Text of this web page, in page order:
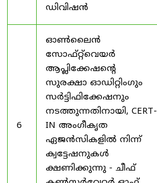
ഡിവിഷൻ
6
ഓൺലൈൻ
സോഫ്റ്റ്‌വെയർ
ആപ്ലിക്കേഷന്റെ
സുരക്ഷാ ഓഡിറ്റിംഗും
സർട്ടിഫിക്കേഷനും
നടത്തുന്നതിനായി, CERT-
IN അംഗീകൃത
ഏജൻസികളിൽ നിന്ന്
ക്വട്ടേഷനുകൾ
ക്ഷണിക്കുന്നു - ചീഫ്